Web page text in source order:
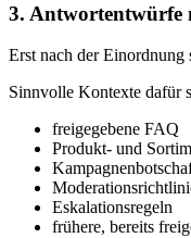
3. Antwortentwürfe
Erst nach der Einordnung
Sinnvolle Kontexte dafür
freigegebene FAQ
Produkt- und
Eskalationsregeln
frühere, bereits